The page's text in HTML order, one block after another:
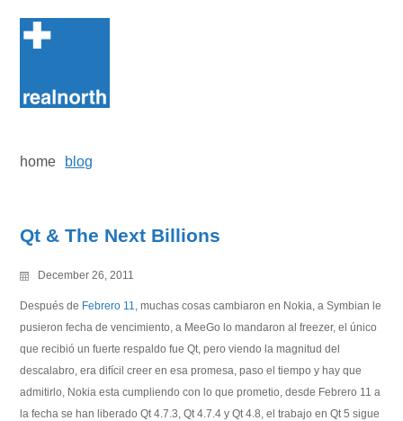
to
home blog
Qt & The Next Billions
December 26, 2011
Después de Febrero 11, muchas cosas cambiaron en Nokia, a Symbian le
pusieron fecha de vencimiento, a MeeGo lo mandaron al freezer, el único
que recibió un fuerte respaldo fue Qt, pero viendo la magnitud del
descalabro, era difícil creer en esa promesa, paso el tiempo y hay que
admitirlo, Nokia esta cumpliendo con lo que prometio, desde Febrero 11 a
la fecha se han liberado Qt 4.7.3, Qt 4.7.4 y Qt 4.8, el trabajo en Qt 5 sigue